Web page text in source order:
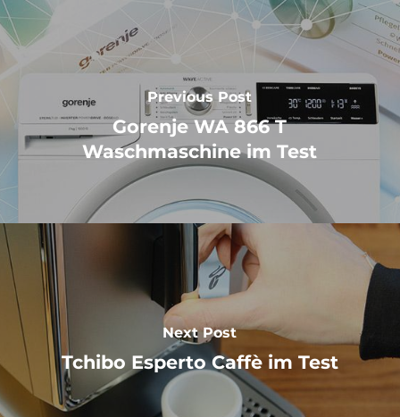
Previous Post
Gorenje WA 866 T
Waschmaschine im Test
Next Post
Tchibo Esperto Caffè im Test